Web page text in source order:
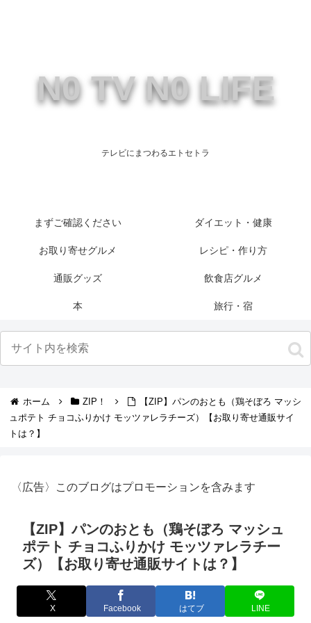
N0 TV N0 LIFE
テレビにまつわるエトセトラ
まずご確認ください ダイエット・健康
お取り寄せグルメ レシピ・作り方
通販グッズ 飲食店グルメ
本 旅行・宿
ホーム ZIP！
【ZIP】パンのおとも（鶏そぼろ マッシ
ュポテト チョコふりかけ モッツァレラチーズ）【お取り寄せ通販サイ
トは？】
〈広告〉このブログはプロモーションを含みます
【ZIP】パンのおとも（鶏そぼろ マッシュ
ポテト チョコふりかけ モッツァレラチー
ズ）【お取り寄せ通販サイトは？】
X Facebook はてブ LINE